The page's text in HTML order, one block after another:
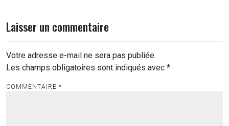
Laisser un commentaire
Votre adresse e-mail ne sera pas publiée.
Les champs obligatoires sont indiqués avec *
COMMENTAIRE *